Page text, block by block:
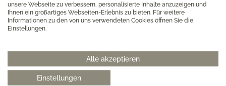
unsere Webseite zu verbessern, personalisierte Inhalte anzuzeigen und
Ihnen ein großartiges Webseiten-Erlebnis zu bieten. Für weitere
Informationen zu den von uns verwendeten Cookies öffnen Sie die
Einstellungen.
Alle akzeptieren
Einstellungen
Hannover
Hamburg AEZ